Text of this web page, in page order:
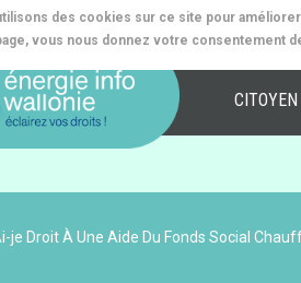
des cookies sur ce site pour
vous nous donnez votre consentement
CITOYEN
je Droit À Une Aide Du Fonds Social